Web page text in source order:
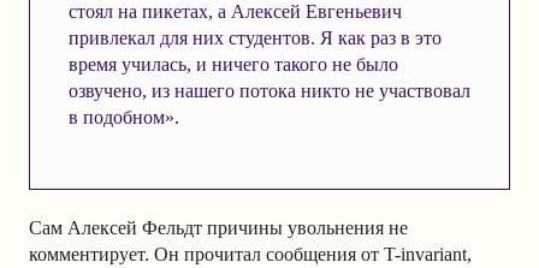
стоял на пикетах, а Алексей Евгеньевич
привлекал для них студентов. Я как раз в это
время училась, и ничего такого не было
озвучено, из нашего потока никто не участвовал
в подобном».
Сам Алексей Фельдт причины увольнения не
комментирует. Он прочитал сообщения от T-invariant,